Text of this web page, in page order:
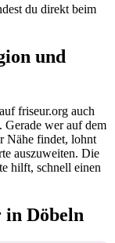
du direkt beim
und
friseur.org auch
Gerade wer auf dem
Nähe findet, lohnt
auszuweiten. Die
hilft, schnell einen
Döbeln